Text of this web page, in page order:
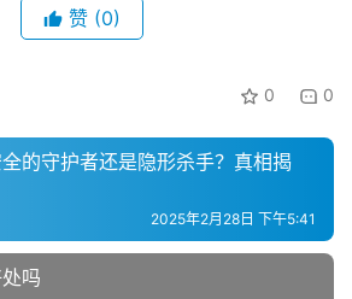
赞 (0)
0 0
的守护者还是隐形杀手？真相揭
2025年2月28日 下午5:41
吗